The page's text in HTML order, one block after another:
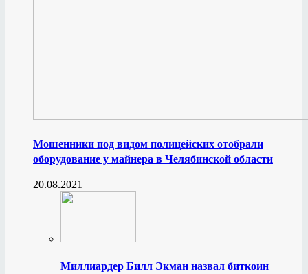
Мошенники под видом полицейских отобрали
оборудование у майнера в Челябинской области
20.08.2021
Миллиардер Билл Экман назвал биткоин